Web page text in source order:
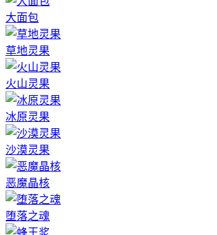
大面包
草地灵果
火山灵果
冰原灵果
沙漠灵果
恶魔晶核
堕落之魂